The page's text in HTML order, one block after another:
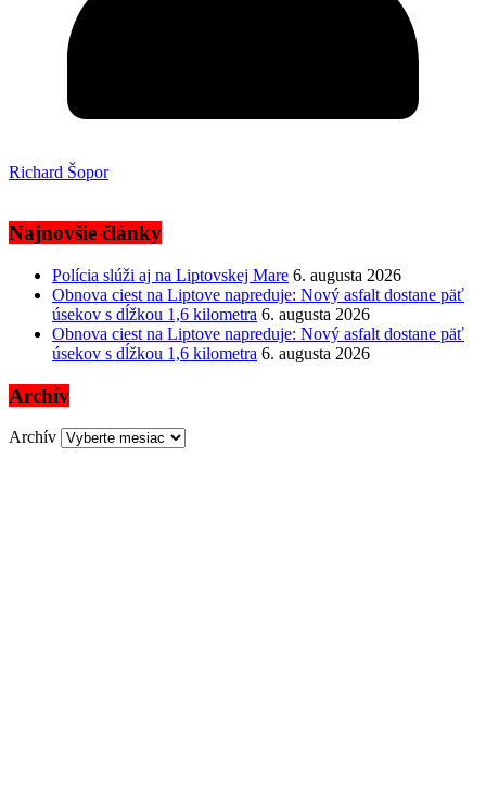
Richard Šopor
Najnovšie články
Polícia slúži aj na Liptovskej Mare 6. augusta 2026
Obnova ciest na Liptove napreduje: Nový asfalt dostane päť
úsekov s dĺžkou 1,6 kilometra 6. augusta 2026
Obnova ciest na Liptove napreduje: Nový asfalt dostane päť
úsekov s dĺžkou 1,6 kilometra 6. augusta 2026
Archív
Archív